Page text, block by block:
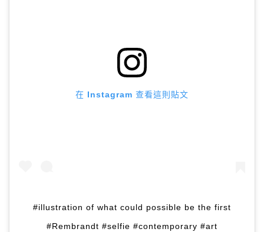
在 Instagram 查看這則貼文
#illustration of what could possible be the first
#Rembrandt #selfie #contemporary #art